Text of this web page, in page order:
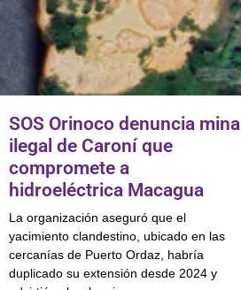
SOS Orinoco denuncia mina
ilegal de Caroní que
compromete a
hidroeléctrica Macagua
La organización aseguró que el
yacimiento clandestino, ubicado en las
cercanías de Puerto Ordaz, habría
duplicado su extensión desde 2024 y